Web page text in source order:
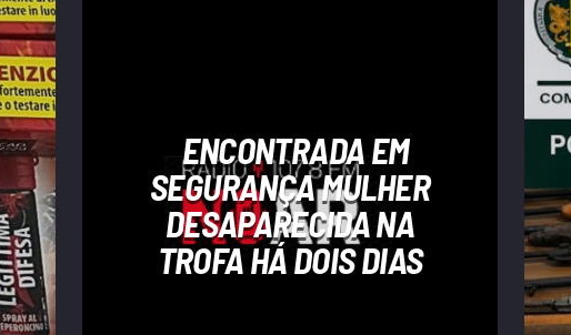
ENCONTRADA EM
SEGURANÇA MULHER
DESAPARECIDA NA
TROFA HÁ DOIS DIAS